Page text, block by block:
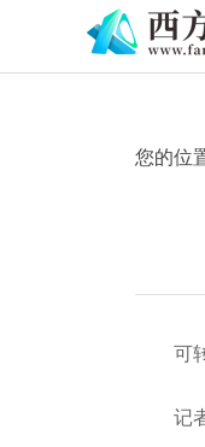
您的位
可
记